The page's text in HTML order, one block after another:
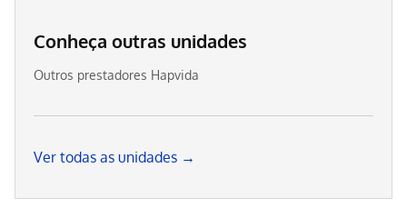
Conheça outras unidades
Outros prestadores Hapvida
Ver todas as unidades →